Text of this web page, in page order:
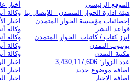
الموقع الرئيسي
هيئة ادارة الحوار المتمدن - للإتصال بنا
إحصائيات مؤسسة الحوار المتمدن
قواعد النشر
ابرز كتاب / كاتبات الحوار المتمدن
يوتيوب التمدن
مكتبة التمدن
عدد الزوار: 3,430,117,606
اضافة موضوع جديد
اضافة الاخبار
أخبار
وكالة
اخبار
وكالة
وكالة
وكالة
وكالة
اخبار
اخبار
اخبار